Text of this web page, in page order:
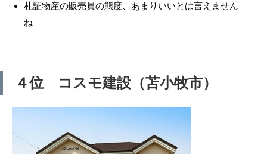
札証物産の販売員の態度、あまりいいとは言えません
ね
４位 コスモ建設（苫小牧市）